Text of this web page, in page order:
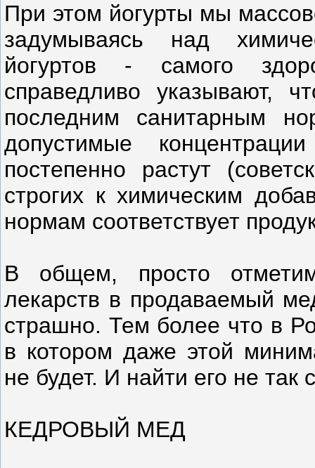
При этом йогурты мы
задумываясь над
йогуртов - самого
справедливо указывают,
последним санитарным
допустимые
постепенно растут
строгих к химическим
нормам соответствует
В общем, просто
лекарств в продаваемый
страшно. Тем более что в
в котором даже этой
не будет. И найти его не так
КЕДРОВЫЙ МЕД